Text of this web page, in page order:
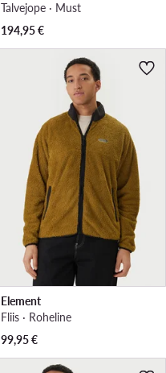
Talvejope · Must
194,95€
Element
Fliis · Roheline
99,95€